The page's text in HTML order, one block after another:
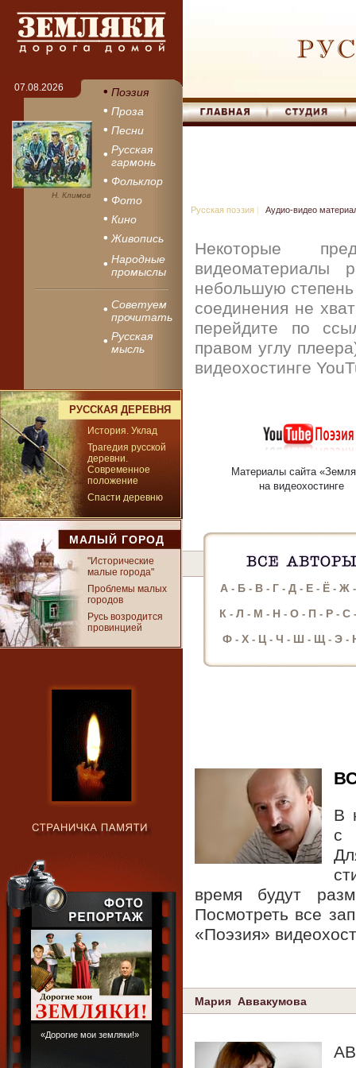
07.08.2026
Н. Климов
Поэзия
Проза
Песни
Русская
гармонь
Фольклор
Фото
Кино
Живопись
Народные
промыслы
Советуем
прочитать
Русская
мысль
РУССКАЯ ДЕРЕВНЯ
История. Уклад
Трагедия русской
деревни.
Современное
положение
Спасти деревню
МАЛЫЙ ГОРОД
"Исторические
малые города"
Проблемы малых
городов
Русь возродится
провинцией
«Дорогие мои земляки!»
Русская поэзия | Аудио-видео
Некоторые
небольшую
соединения не
перейдите по
правом углу
видеохостинге
Материалы сайта
на видеохостинге
А - Б - В - Г - Д - Е - Ё - Ж
К -Л - М - Н -О - П - Р -С
Ф -Х - Ц -Ч - Ш - Щ-Э -
В
с
время будут
Посмотреть все
«Поэзия»
Мария Аввакумова